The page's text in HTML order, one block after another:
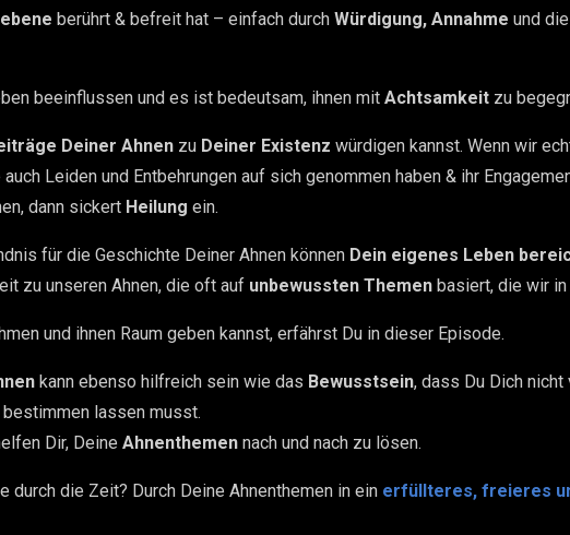
berührt & befreit hat – einfach durch Würdigung, Annahme und die
beeinflussen und es ist bedeutsam, ihnen mit Achtsamkeit zu
Deiner Ahnen zu Deiner Existenz würdigen kannst. Wenn wir
Leiden und Entbehrungen auf sich genommen haben & ihr
dann sickert Heilung ein.
für die Geschichte Deiner Ahnen können Dein eigenes Leben
zu unseren Ahnen, die oft auf unbewussten Themen basiert, die wir in
und ihnen Raum geben kannst, erfährst Du in dieser Episode.
kann ebenso hilfreich sein wie das Bewusstsein, dass Du Dich
bestimmen lassen musst.
Dir, Deine Ahnenthemen nach und nach zu lösen.
durch die Zeit? Durch Deine Ahnenthemen in ein erfüllteres, freieres